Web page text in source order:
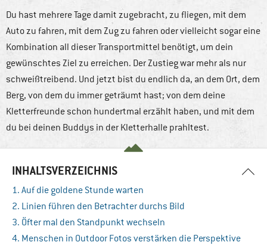
Du hast mehrere Tage damit zugebracht, zu fliegen, mit dem
Auto zu fahren, mit dem Zug zu fahren oder vielleicht sogar eine
Kombination all dieser Transportmittel benötigt, um dein
gewünschtes Ziel zu erreichen. Der Zustieg war mehr als nur
schweißtreibend. Und jetzt bist du endlich da, an dem Ort, dem
Berg, von dem du immer geträumt hast; von dem deine
Kletterfreunde schon hundertmal erzählt haben, und mit dem
du bei deinen Buddys in der Kletterhalle prahltest.
INHALTSVERZEICHNIS
1. Auf die goldene Stunde warten
2. Linien führen den Betrachter durchs Bild
3. Öfter mal den Standpunkt wechseln
4. Menschen in Outdoor Fotos verstärken die Perspektive